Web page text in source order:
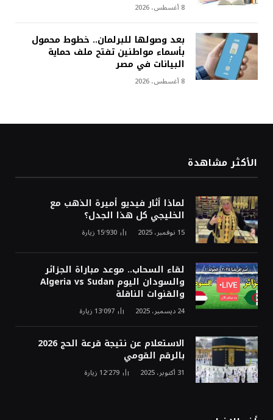
8 أغسطس، 2026
بعد وصولها للبرلمان.. خطوط محمول
بأسماء مواطنين تفتح ملف حماية
البيانات في مصر
8 أغسطس، 2026
الأكثر مشاهدة
لماذا أثار فيديو أميرة الذهب مع
الخليجي كل هذا الجدل؟
15 نوفمبر، 2025 15٬930 زيارة
لقاء السحاب.. موعد مباراة الجزائر
والسودان اليوم Algeria vs Sudan
والقنوات الناقلة
24 ديسمبر، 2025 13٬097 زيارة
الاستعلام عن نتيجة قرعة الحج 2026
بالرقم القومي
31 أكتوبر، 2025 12٬279 زيارة